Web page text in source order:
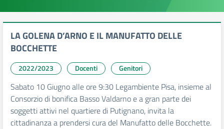
LA GOLENA D’ARNO E IL MANUFATTO DELLE
BOCCHETTE
2022/2023 Docenti Genitori
Sabato 10 Giugno alle ore 9:30 Legambiente Pisa, insieme al
Consorzio di bonifica Basso Valdarno e a gran parte dei
soggetti attivi nel quartiere di Putignano, invita la
cittadinanza a prendersi cura del Manufatto delle Bocchette.